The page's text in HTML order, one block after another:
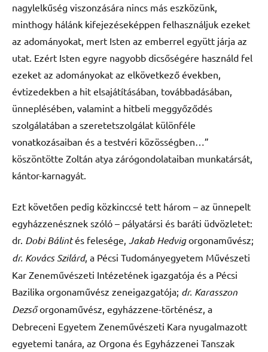
nagylelkűség viszonzására nincs más eszközünk,
minthogy hálánk kifejezéseképpen felhasználjuk ezeket
az adományokat, mert Isten az emberrel együtt járja az
utat. Ezért Isten egyre nagyobb dicsőségére használd fel
ezeket az adományokat az elkövetkező években,
évtizedekben a hit elsajátításában, továbbadásában,
ünneplésében, valamint a hitbeli meggyőződés
szolgálatában a szeretetszolgálat különféle
vonatkozásaiban és a testvéri közösségben…”
köszöntötte Zoltán atya zárógondolataiban munkatársát,
kántor-karnagyát.
Ezt követően pedig közkinccsé tett három – az ünnepelt
egyházzenésznek szóló – pályatársi és baráti üdvözletet:
dr. Dobi Bálintés felesége, Jakab Hedvigorgonaművész;
dr. Kovács Szilárd, a Pécsi Tudományegyetem Művészeti
Kar Zeneművészeti Intézetének igazgatója és a Pécsi
Bazilika orgonaművész zeneigazgatója; dr. Karasszon
Dezsőorgonaművész, egyházzene-történész, a
Debreceni Egyetem Zeneművészeti Kara nyugalmazott
egyetemi tanára, az Orgona és Egyházzenei Tanszak